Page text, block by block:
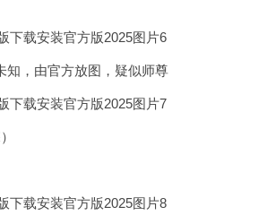
知，由官方放图，疑似师尊